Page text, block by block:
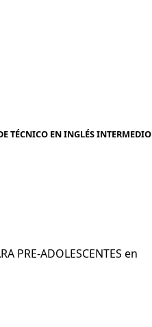
TÉCNICO EN INGLÉS INTERMEDIO
PRE-ADOLESCENTES en